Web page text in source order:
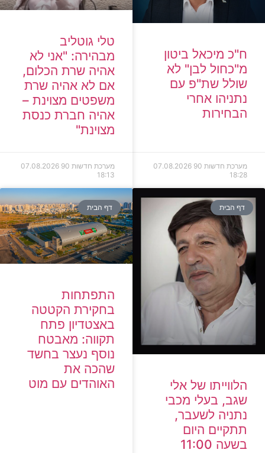
ח"כ מיכאל ביטון
מ"כחול לבן" לא
שולל שת"פ עם
נתניהו אחרי
הבחירות
מערכת חדשות 90
07.08.2026
18:28
טלי גוטליב
מבהירה: "אני לא
אהיה שרת הכלום,
אם לא אהיה שרת
משפטים מצוינת –
אהיה חברת כנסת
מצוינת"
מערכת חדשות 90
07.08.2026
18:13
דף הבית
הלווייתו של אלי
שגב, בעלי מכבי
נתניה לשעבר,
תתקיים היום
בשעה 11:00
דף הבית
התפתחות
בחקירת הקטטה
באצטדיון פתח
תקווה: מאבטח
נוסף נעצר בחשד
שהכה את
האוהדים עם מוט